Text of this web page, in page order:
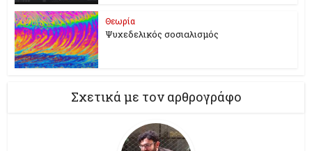
Θεωρία
Ψυχεδελικός σοσιαλισμός
Σχετικά με τον αρθρογράφο